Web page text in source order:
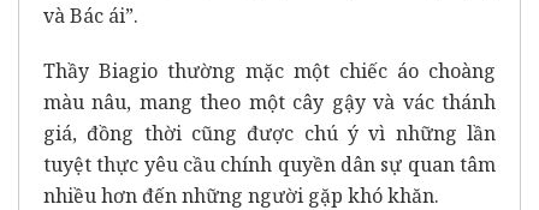
và Bác ái”.
Thầy Biagio thường mặc một chiếc áo choàng
màu nâu, mang theo một cây gậy và vác thánh
giá, đồng thời cũng được chú ý vì những lần
tuyệt thực yêu cầu chính quyền dân sự quan tâm
nhiều hơn đến những người gặp khó khăn.